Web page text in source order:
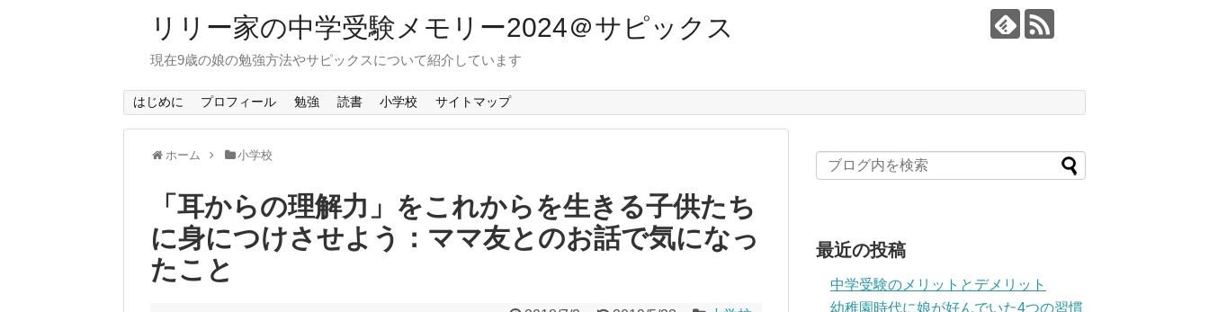
リリー家の中学受験メモリー2024＠サピックス
現在9歳の娘の勉強方法やサピックスについて紹介しています
はじめに プロフィール 勉強 読書 小学校 サイトマップ
ホーム 小学校
「耳からの理解力」をこれからを生きる子供たち
に身につけさせよう：ママ友とのお話で気になっ
たこと
最近の投稿
中学受験のメリットとデメリット
幼稚園時代に娘が好んでいた4つの習慣